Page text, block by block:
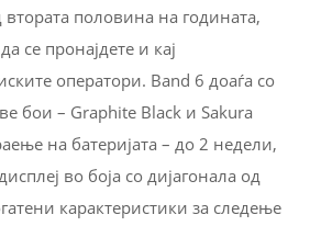
половина на годината,
се пронајдете и кај
оператори. Band 6 доаѓа со
бои – Graphite Black и Sakura
на батеријата – до 2 недели,
во боја со дијагонала од
карактеристики за следење